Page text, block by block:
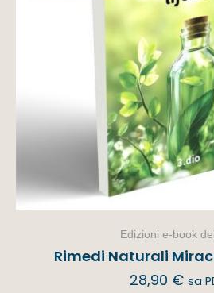
Edizioni e-book
Rimedi Naturali
28,90 € sa